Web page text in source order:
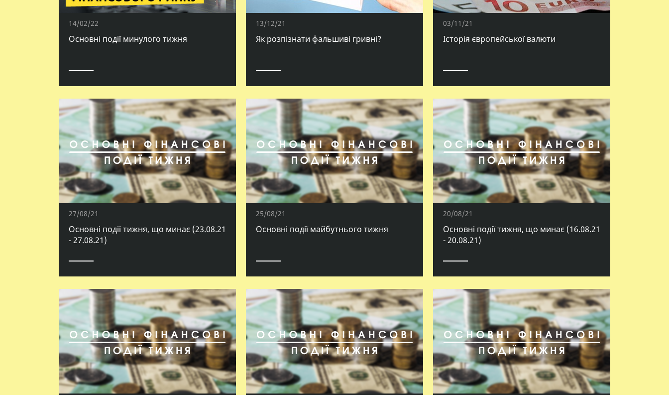
14/02/22
Основні події минулого тижня
13/12/21
Як розпізнати фальшиві гривні?
03/11/21
Історія європейської валюти
27/08/21
Основні події тижня, що минає (23.08.21
- 27.08.21)
25/08/21
Основні події майбутнього тижня
20/08/21
Основні події тижня, що минає (16.08.21
- 20.08.21)